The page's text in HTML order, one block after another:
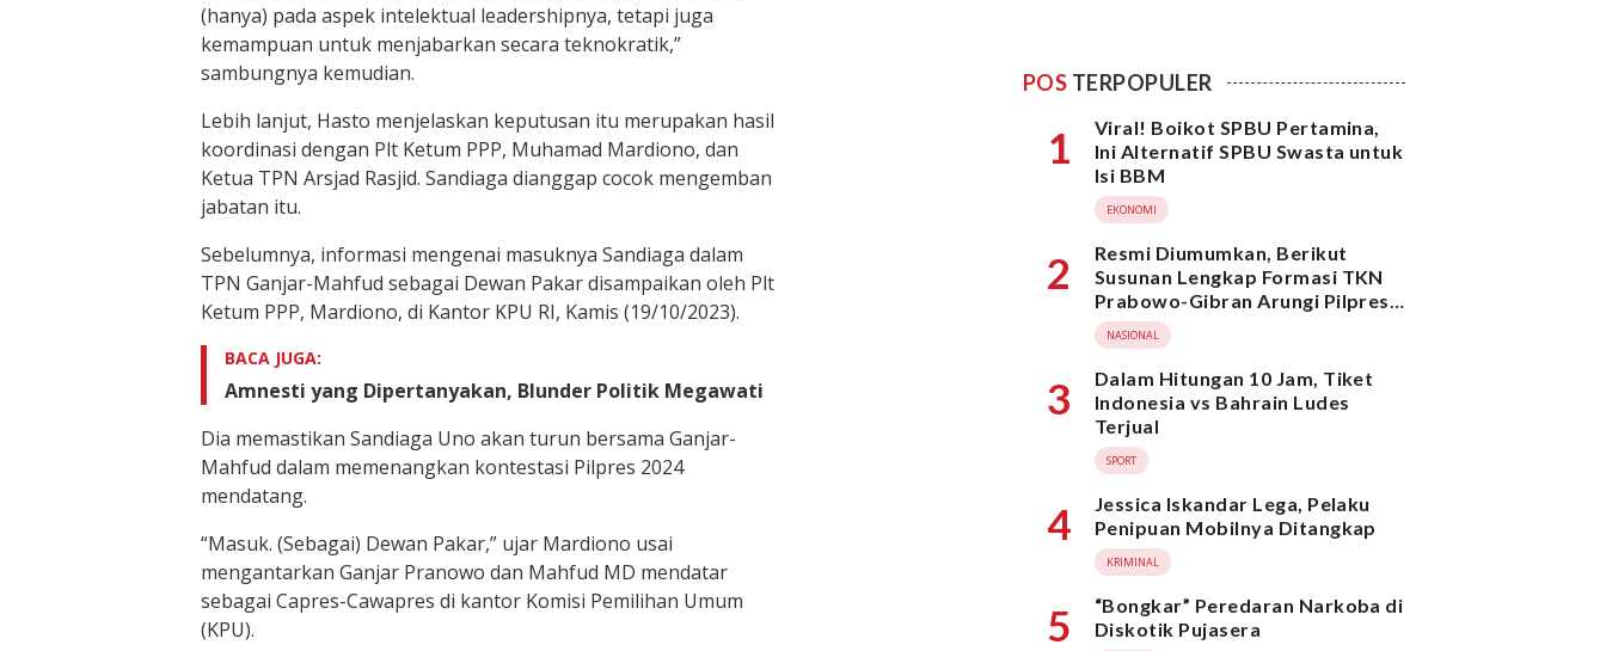
(hanya) pada aspek intelektual leadershipnya, tetapi juga
kemampuan untuk menjabarkan secara teknokratik,”
sambungnya kemudian.
Lebih lanjut, Hasto menjelaskan keputusan itu merupakan hasil
koordinasi dengan Plt Ketum PPP, Muhamad Mardiono, dan
Ketua TPN Arsjad Rasjid. Sandiaga dianggap cocok mengemban
jabatan itu.
Sebelumnya, informasi mengenai masuknya Sandiaga dalam
TPN Ganjar-Mahfud sebagai Dewan Pakar disampaikan oleh Plt
Ketum PPP, Mardiono, di Kantor KPU RI, Kamis (19/10/2023).
BACA JUGA:
Amnesti yang Dipertanyakan, Blunder Politik Megawati
Dia memastikan Sandiaga Uno akan turun bersama Ganjar-
Mahfud dalam memenangkan kontestasi Pilpres 2024
mendatang.
“Masuk. (Sebagai) Dewan Pakar,” ujar Mardiono usai
mengantarkan Ganjar Pranowo dan Mahfud MD mendatar
sebagai Capres-Cawapres di kantor Komisi Pemilihan Umum
(KPU).
POS TERPOPULER
1
Viral! Boikot SPBU Pertamina,
Ini Alternatif SPBU Swasta untuk
Isi BBM
EKONOMI
2
Resmi Diumumkan, Berikut
Susunan Lengkap Formasi TKN
Prabowo-Gibran Arungi Pilpres
2024, Ada Ridwan Kamil hingga
Suami Yenny Wahid
NASIONAL
3
Dalam Hitungan 10 Jam, Tiket
Indonesia vs Bahrain Ludes
Terjual
SPORT
4
Jessica Iskandar Lega, Pelaku
Penipuan Mobilnya Ditangkap
KRIMINAL
5
“Bongkar” Peredaran Narkoba di
Diskotik Pujasera